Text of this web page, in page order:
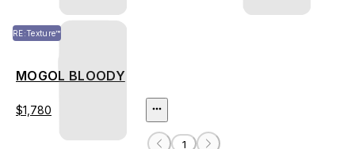
RE:Texture™
MOGOL BLOODY
$1,780
1